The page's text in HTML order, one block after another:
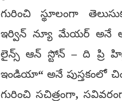
గురించి స్థూలంగా
ఇర్విన్‌ న్యూ మేయర్‌ అనే
లైన్స్‌ ఆన్‌ స్టోన్‌ – ది ప్రి
ఇండియా“ అనే పుస్తకంలో
గురించి సచిత్రంగా,